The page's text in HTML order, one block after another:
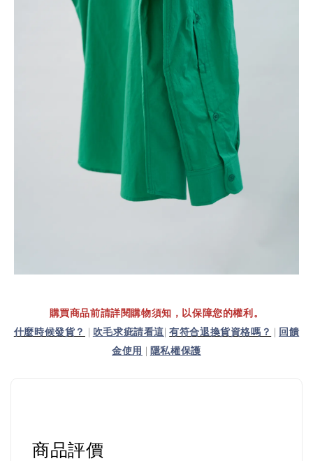
購買商品前請詳閱購物須知，以保障您的權利。
什麼時候發貨？
吹毛求疵請看這 |有符合退換貨資格嗎？
回饋
金使用
隱私權保護
商品評價